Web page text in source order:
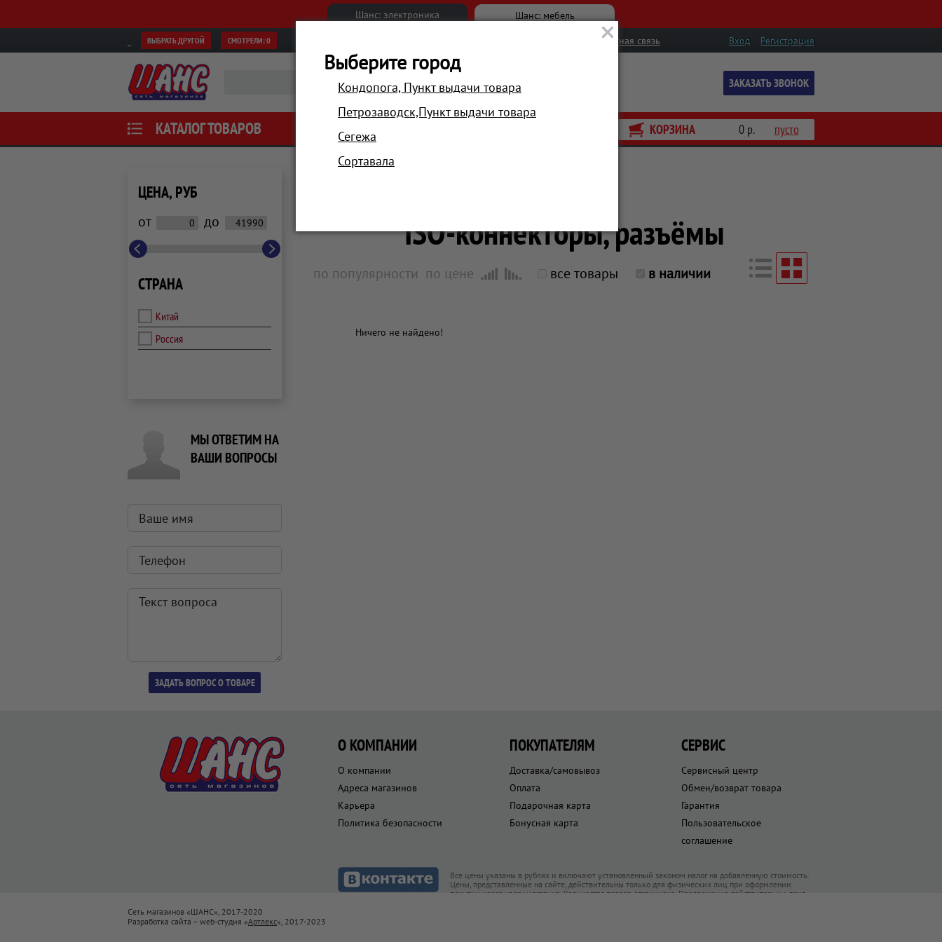
Шанс: электроника Шанс: мебель
ВЫБРАТЬ ДРУГОЙ СМОТРЕЛИ:0 Вход Регистрация
Обратная связь
ЗАКАЗАТЬ ЗВОНОК
КАТАЛОГ ТОВАРОВ АКЦИИ КОРЗИНА 0 р. пусто
ЦЕНА, РУБ
от до
СТРАНА
Китай
Россия
МЫ ОТВЕТИМ НА
ВАШИ ВОПРОСЫ
ISO-коннекторы, разъёмы
по популярности по цене все товары в наличии
Ничего не найдено!
О КОМПАНИИ
О компании
Адреса магазинов
Карьера
Политика безопасности
ПОКУПАТЕЛЯМ
Доставка/самовывоз
Оплата
Подарочная карта
Бонусная карта
СЕРВИС
Сервисный центр
Обмен/возврат товара
Гарантия
Пользовательское
соглашение
Все цены указаны в рублях и включают установленный законом налог на добавленную стоимость.
Цены, представленные на сайте, действительны только для физических лиц при оформлении
покупки через кассу магазина. Количество товара ограничено. Предложения действительны, пока
Сеть магазинов «ШАНС», 2017-2020
Разработка сайта – web-студия «Артлекс», 2017-2023
Выберите город
Кондопога, Пункт выдачи товара
Петрозаводск,Пункт выдачи товара
Сегежа
Сортавала